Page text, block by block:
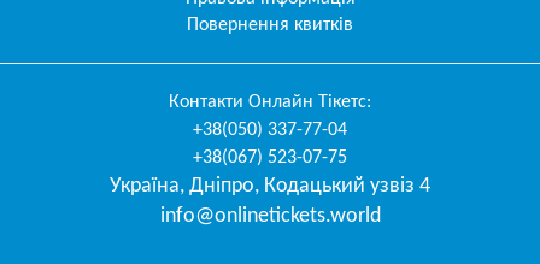
Повернення квитків
Контакти Онлайн Тікетс:
+38(050) 337-77-04
+38(067) 523-07-75
Україна, Дніпро, Кодацький узвіз 4
info@onlinetickets.world